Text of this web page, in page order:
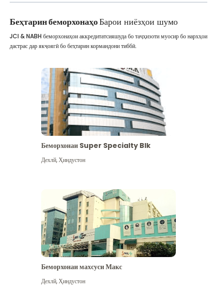
Беҳтарин беморхонаҳоБарои ниёзҳои шумо
JCI & NABH беморхонаҳои аккредитатсияшуда бо таҷҳизоти муосир бо нархҳои
дастрас дар якҷоягӣ бо беҳтарин кормандони тиббӣ.
Беморхонаи Super Specialty Blk
Дехлй,Ҳиндустон
Беморхонаи махсуси Макс
Дехлй,Ҳиндустон